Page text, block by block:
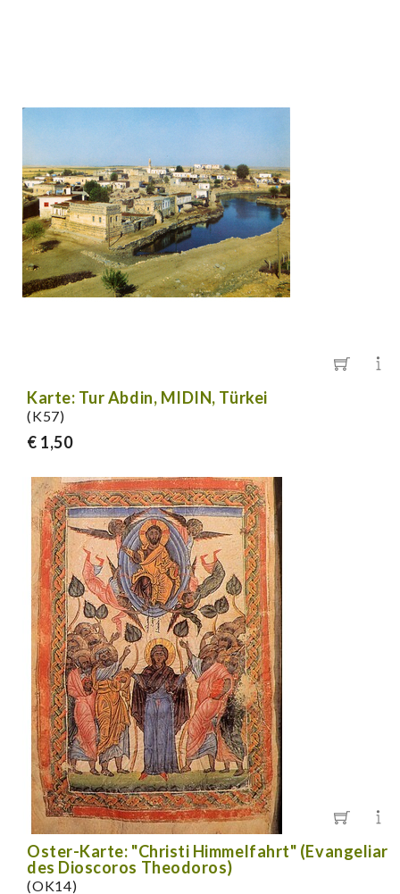
Karte: Tur Abdin, MIDIN, Türkei
(K57)
€ 1,50
Oster-Karte: "Christi Himmelfahrt" (Evangeliar
des Dioscoros Theodoros)
(OK14)